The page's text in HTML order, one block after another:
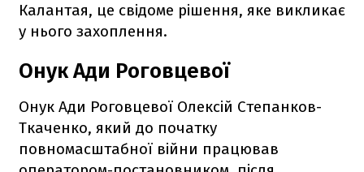
Калантая, це свідоме рішення, яке викликає
у нього захоплення.
Онук Ади Роговцевої
Онук Ади Роговцевої Олексій Степанков-
Ткаченко, який до початку
повномасштабної війни працював